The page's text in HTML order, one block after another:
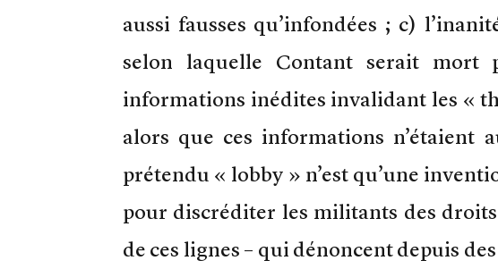
aussi fausses qu’infondées ; c)
selon laquelle Contant serait mort
informations inédites invalidant les «
alors que ces informations n’étaient
prétendu « lobby » n’est qu’une
pour discréditer les militants des
de ces lignes – qui dénoncent depuis